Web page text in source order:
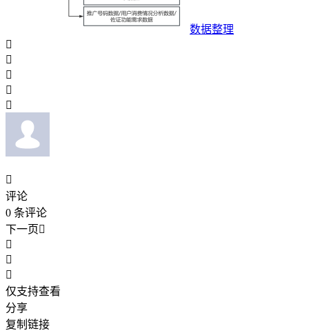
数据整理






评论
0 条评论
下一页



仅支持查看
分享
复制链接